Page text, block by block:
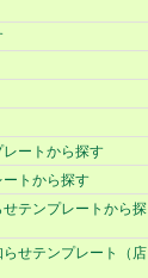
ートから探す
トから探す
テンプレートから探
せテンプレート（店